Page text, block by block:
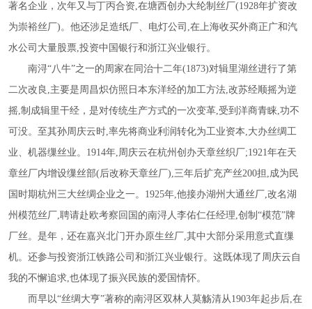
著名企业，次年又与丁丙合资,在塘西创办大纶制丝厂(1928年扩资改
为崇裕丝厂)。他还涉足造纸厂、电灯公司,在上海收买外商正广和汽
水公司大量股票,投资中国银行和浙江兴业银行。
南浔“八牛”之一的周家在同治十二年(1873)对辑里湖丝进行了第
二次改良,主要是周昌炽仿照日本东洋经的加工方法,改苏经顺摇为逆
摇,制成辑里干经，是对传统生产方式的一次变革,受到洋商青睐,功不
可没。至其孙周庆云时,率先将商业利润转化为工业资本,大办丝绸工
业、机器缫丝业。1914年,周庆云在杭州创办天章丝织厂;1921年在天
章丝厂内增设缫丝部(后改称天章丝厂),三年后扩充产丝200担,成为民
国时期杭州三大丝绸企业之一。1925年,他接办湖州大通丝厂,改名湖
州模范丝厂,聘请赴欧考察回国的南浔人李佑仁任经理,创制“模范”牌
厂丝。是年，还在嘉兴北门开办原生丝厂,其中大部分采用意式直缫
机。还参与投资浙江铁路公司和浙江兴业银行。这既体现了周庆云自
我的不懈追求,也体现了振兴民族的爱国情怀。
而早以“丝绸大亨”著称的南浔区双林人莫觞清从1903年起步后,在